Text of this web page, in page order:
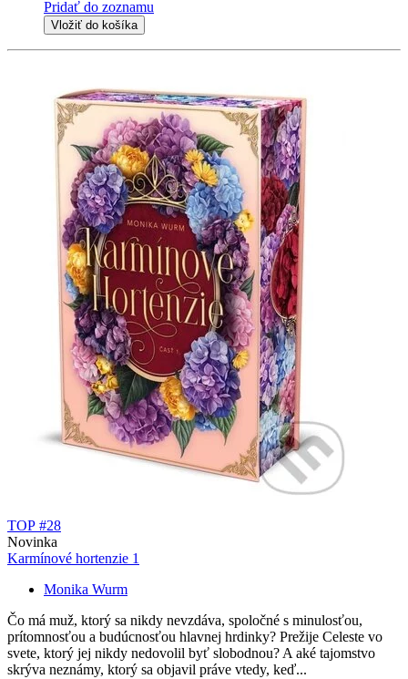
Pridať do zoznamu
Vložiť do košíka
TOP #28
Novinka
Karmínové hortenzie 1
Monika Wurm
Čo má muž, ktorý sa nikdy nevzdáva, spoločné s minulosťou,
prítomnosťou a budúcnosťou hlavnej hrdinky? Prežije Celeste vo
svete, ktorý jej nikdy nedovolil byť slobodnou? A aké tajomstvo
skrýva neznámy, ktorý sa objavil práve vtedy, keď...